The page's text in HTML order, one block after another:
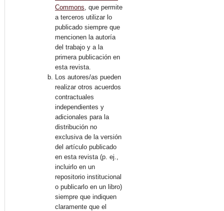
Commons , que permite
a terceros utilizar lo
publicado siempre que
mencionen la autoría
del trabajo y a la
primera publicación en
esta revista.
Los autores/as pueden
realizar otros acuerdos
contractuales
independientes y
adicionales para la
distribución no
exclusiva de la versión
del artículo publicado
en esta revista (p. ej.,
incluirlo en un
repositorio institucional
o publicarlo en un libro)
siempre que indiquen
claramente que el